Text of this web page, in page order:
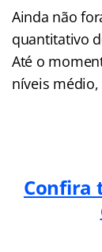
Ainda não
quantitativo
Até o
níveis
Confira